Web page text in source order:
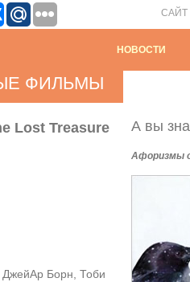
САЙТ
НОВОСТИ
ФИЛЬМЫ
Lost Treasure
Борн, Тоби
А вы
Афоризмы